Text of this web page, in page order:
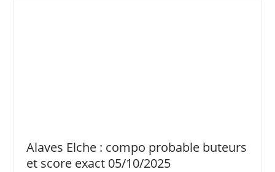
Alaves Elche : compo probable buteurs
et score exact 05/10/2025